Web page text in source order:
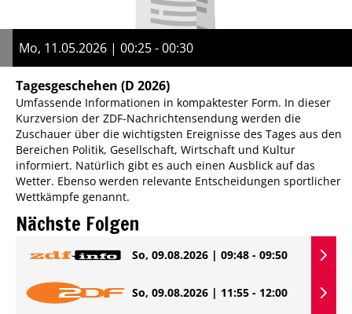
Mo, 11.05.2026 | 00:25 - 00:30
Tagesgeschehen (D 2026)
Umfassende Informationen in kompaktester Form. In dieser
Kurzversion der ZDF-Nachrichtensendung werden die
Zuschauer über die wichtigsten Ereignisse des Tages aus den
Bereichen Politik, Gesellschaft, Wirtschaft und Kultur
informiert. Natürlich gibt es auch einen Ausblick auf das
Wetter. Ebenso werden relevante Entscheidungen sportlicher
Wettkämpfe genannt.
Nächste Folgen
So, 09.08.2026 | 09:48 - 09:50
So, 09.08.2026 | 11:55 - 12:00